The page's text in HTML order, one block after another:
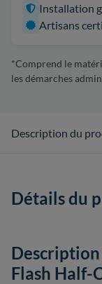
Installation
Artisans
*Comprend le
les démarches
Description du
Détails du
Flash Half-